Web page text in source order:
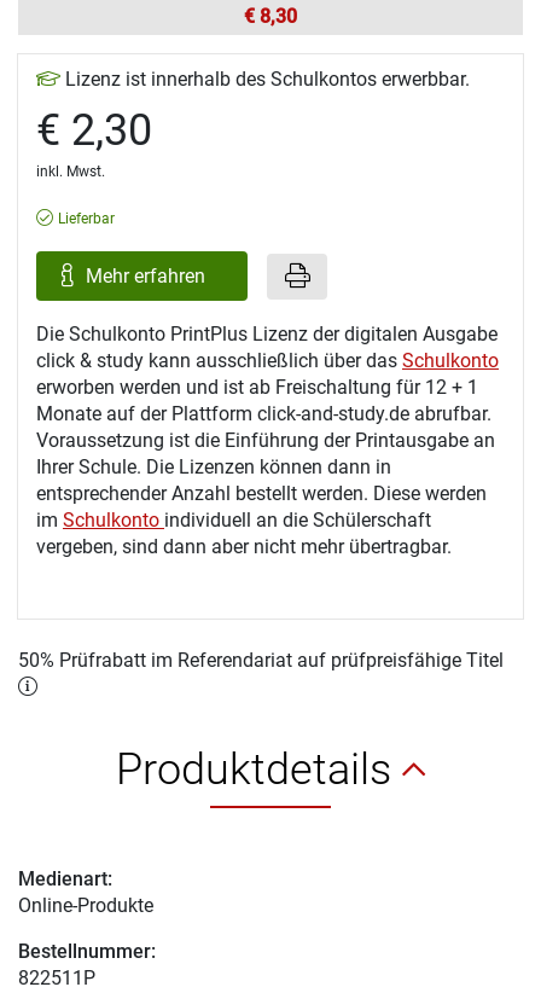
€ 8,30
Lizenz ist innerhalb des Schulkontos erwerbbar.
€ 2,30
inkl. Mwst.
Lieferbar
Mehr erfahren
Die Schulkonto PrintPlus Lizenz der digitalen Ausgabe
click & study kann ausschließlich über das Schulkonto
erworben werden und ist ab Freischaltung für 12 + 1
Monate auf der Plattform click-and-study.de abrufbar.
Voraussetzung ist die Einführung der Printausgabe an
Ihrer Schule. Die Lizenzen können dann in
entsprechender Anzahl bestellt werden. Diese werden
im Schulkonto individuell an die Schülerschaft
vergeben, sind dann aber nicht mehr übertragbar.
50% Prüfrabatt im Referendariat auf prüfpreisfähige Titel
Produktdetails
Medienart:
Online-Produkte
Bestellnummer:
822511P